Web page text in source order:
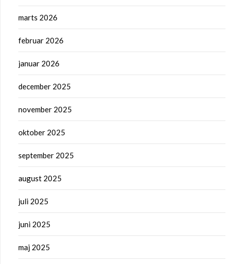
marts 2026
februar 2026
januar 2026
december 2025
november 2025
oktober 2025
september 2025
august 2025
juli 2025
juni 2025
maj 2025